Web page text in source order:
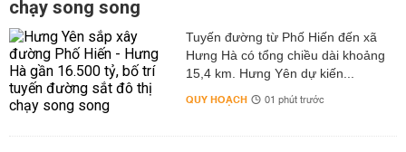
chạy song song
Tuyến đường từ Phố Hiến đến xã
Hưng Hà có tổng chiều dài khoảng
15,4 km. Hưng Yên dự kiến...
QUY HOẠCH 01 phút trước